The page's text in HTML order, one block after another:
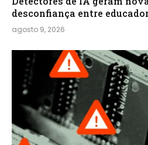
desconfiança entre
agosto 9, 2026